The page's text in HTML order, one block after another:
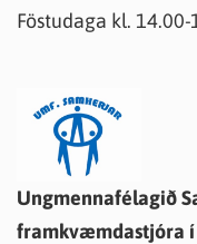
Föstudaga kl. 14.00-
Ungmennafélagið
framkvæmdastjóra í